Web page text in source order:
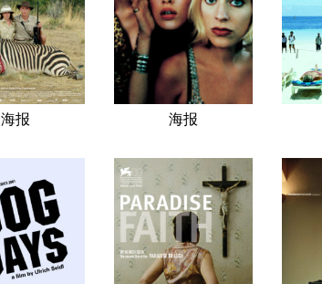
海报 海报